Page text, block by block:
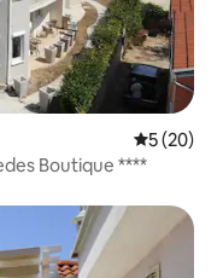
5 de uma
5 (20)
Boutique ****